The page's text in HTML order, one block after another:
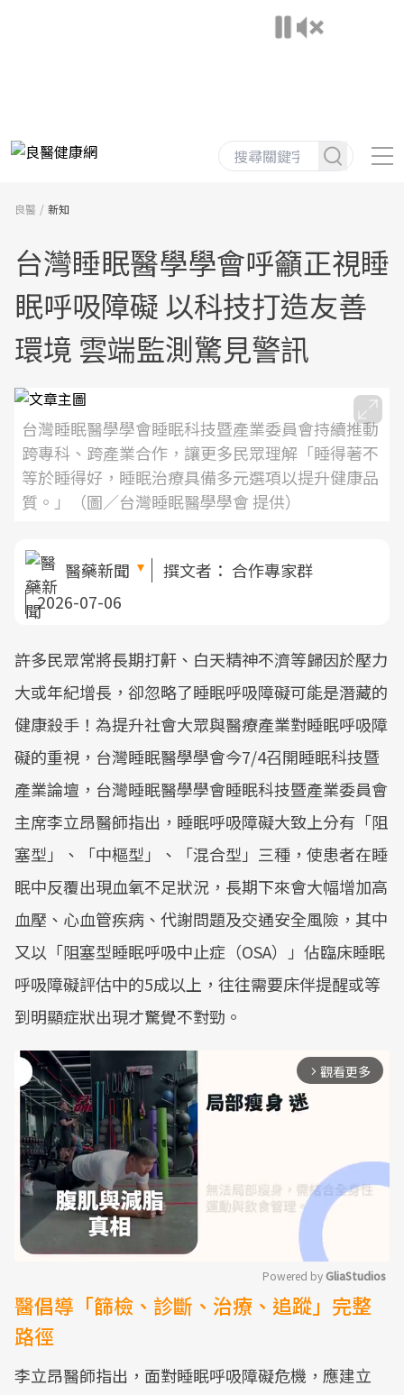
良醫 新知
台灣睡眠醫學學會呼籲正視睡
眠呼吸障礙 以科技打造友善
環境 雲端監測驚見警訊
台灣睡眠醫學學會睡眠科技暨產業委員會持續推動
跨專科、跨產業合作，讓更多民眾理解「睡得著不
等於睡得好，睡眠治療具備多元選項以提升健康品
質。」（圖／台灣睡眠醫學學會 提供）
醫藥新聞 撰文者： 合作專家群
2026-07-06
許多民眾常將長期打鼾、白天精神不濟等歸因於壓力
大或年紀增長，卻忽略了睡眠呼吸障礙可能是潛藏的
健康殺手！為提升社會大眾與醫療產業對睡眠呼吸障
礙的重視，台灣睡眠醫學學會今7/4召開睡眠科技暨
產業論壇，台灣睡眠醫學學會睡眠科技暨產業委員會
主席李立昂醫師指出，睡眠呼吸障礙大致上分有「阻
塞型」、「中樞型」、「混合型」三種，使患者在睡
眠中反覆出現血氧不足狀況，長期下來會大幅增加高
血壓、心血管疾病、代謝問題及交通安全風險，其中
又以「阻塞型睡眠呼吸中止症（OSA）」佔臨床睡眠
呼吸障礙評估中的5成以上，往往需要床伴提醒或等
到明顯症狀出現才驚覺不對勁。
arrow_forward_ios 觀看更多
Mute
Powered by GliaStudios
醫倡導「篩檢、診斷、治療、追蹤」完整
路徑
李立昂醫師指出，面對睡眠呼吸障礙危機，應建立